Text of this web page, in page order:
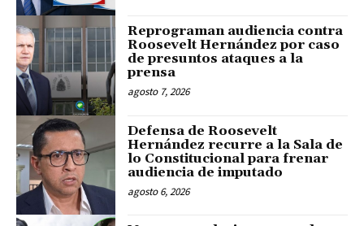
Reprograman audiencia contra
Roosevelt Hernández por caso
de presuntos ataques a la
prensa
agosto 7, 2026
Defensa de Roosevelt
Hernández recurre a la Sala de
lo Constitucional para frenar
audiencia de imputado
agosto 6, 2026